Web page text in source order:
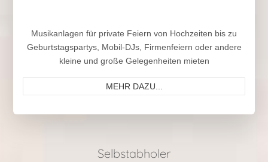
Musikanlagen für private Feiern von Hochzeiten bis zu
Geburtstagspartys, Mobil-DJs, Firmenfeiern oder andere
kleine und große Gelegenheiten mieten
MEHR DAZU...
Selbstabholer